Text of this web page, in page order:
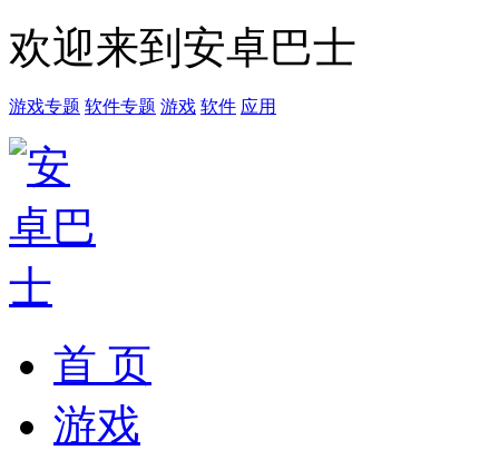
欢迎来到安卓巴士
游戏专题 软件专题 游戏 软件 应用
首 页
游戏